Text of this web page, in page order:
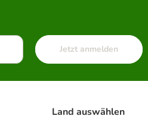
Jetzt anmelden
Land auswählen